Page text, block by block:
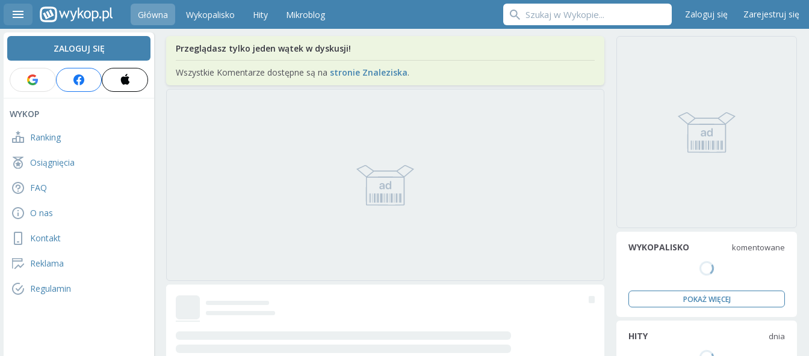
Główna Wykopalisko Hity Mikroblog Zaloguj się Zarejestruj się
ZALOGUJ SIĘ
WYKOP
Ranking
Osiągnięcia
FAQ
O nas
Kontakt
Reklama
Regulamin
Przeglądasz tylko jeden wątek w dyskusji!
Wszystkie Komentarze dostępne są na stronie Znaleziska.
WYKOPALISKO komentowane
POKAŻ WIĘCEJ
HITY dnia